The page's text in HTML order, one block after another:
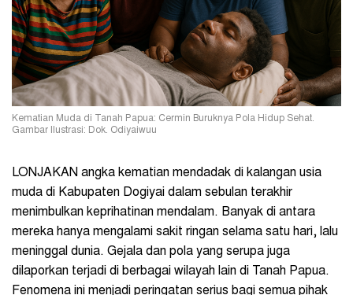
Kematian Muda di Tanah Papua: Cermin Buruknya Pola Hidup Sehat.
Gambar Ilustrasi: Dok. Odiyaiwuu
LONJAKAN angka kematian mendadak di kalangan usia
muda di Kabupaten Dogiyai dalam sebulan terakhir
menimbulkan keprihatinan mendalam. Banyak di antara
mereka hanya mengalami sakit ringan selama satu hari, lalu
meninggal dunia. Gejala dan pola yang serupa juga
dilaporkan terjadi di berbagai wilayah lain di Tanah Papua.
Fenomena ini menjadi peringatan serius bagi semua pihak